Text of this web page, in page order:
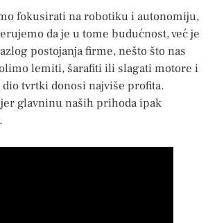
fokusirati na robotiku i autonomiju,
da je u tome budućnost, već je
postojanja firme, nešto što nas
lemiti, šarafiti ili slagati motore i
tvrtki donosi najviše profita.
glavninu naših prihoda ipak